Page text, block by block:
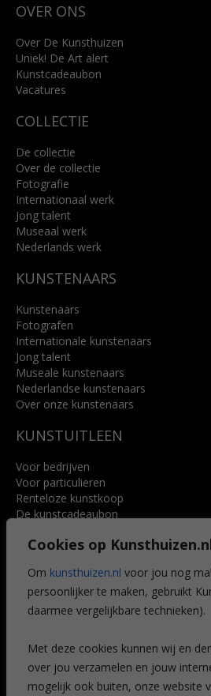
Cookies op
Om kunsthuizen.nl voor jou nog
persoonlijker te maken, gebruikt
daarmee vergelijkbare technieken).
Met deze cookies kunnen wij en
over jou verzamelen en jouw
mogelijk ook buiten, onze website
4818 SB Breda
info@kunsthuisbreda.nl
Lees meer
OVER ONS
Over De Kunsthuizen
Uniek! De Art alert
Kunstcadeaubon
Vacatures
COLLECTIE
De collectie
Over de collectie
Fotografie
Internationaal werk
Jong talent
Museaal werk
Nederlands werk
KUNSTENAARS
Kunstenaars
Fotografen
Internationale kunstenaars
Jong talent
Museale kunstenaars
Nederlandse kunstenaars
Over onze kunstenaars
KUNSTUITLEEN
Voor bedrijven
Voor particulieren
Renteloze kunstkoop
De kunstcadeaubon
Voordelen
Veelgestelde vragen
CONTACT
Leiden
Amsterdam
Breda